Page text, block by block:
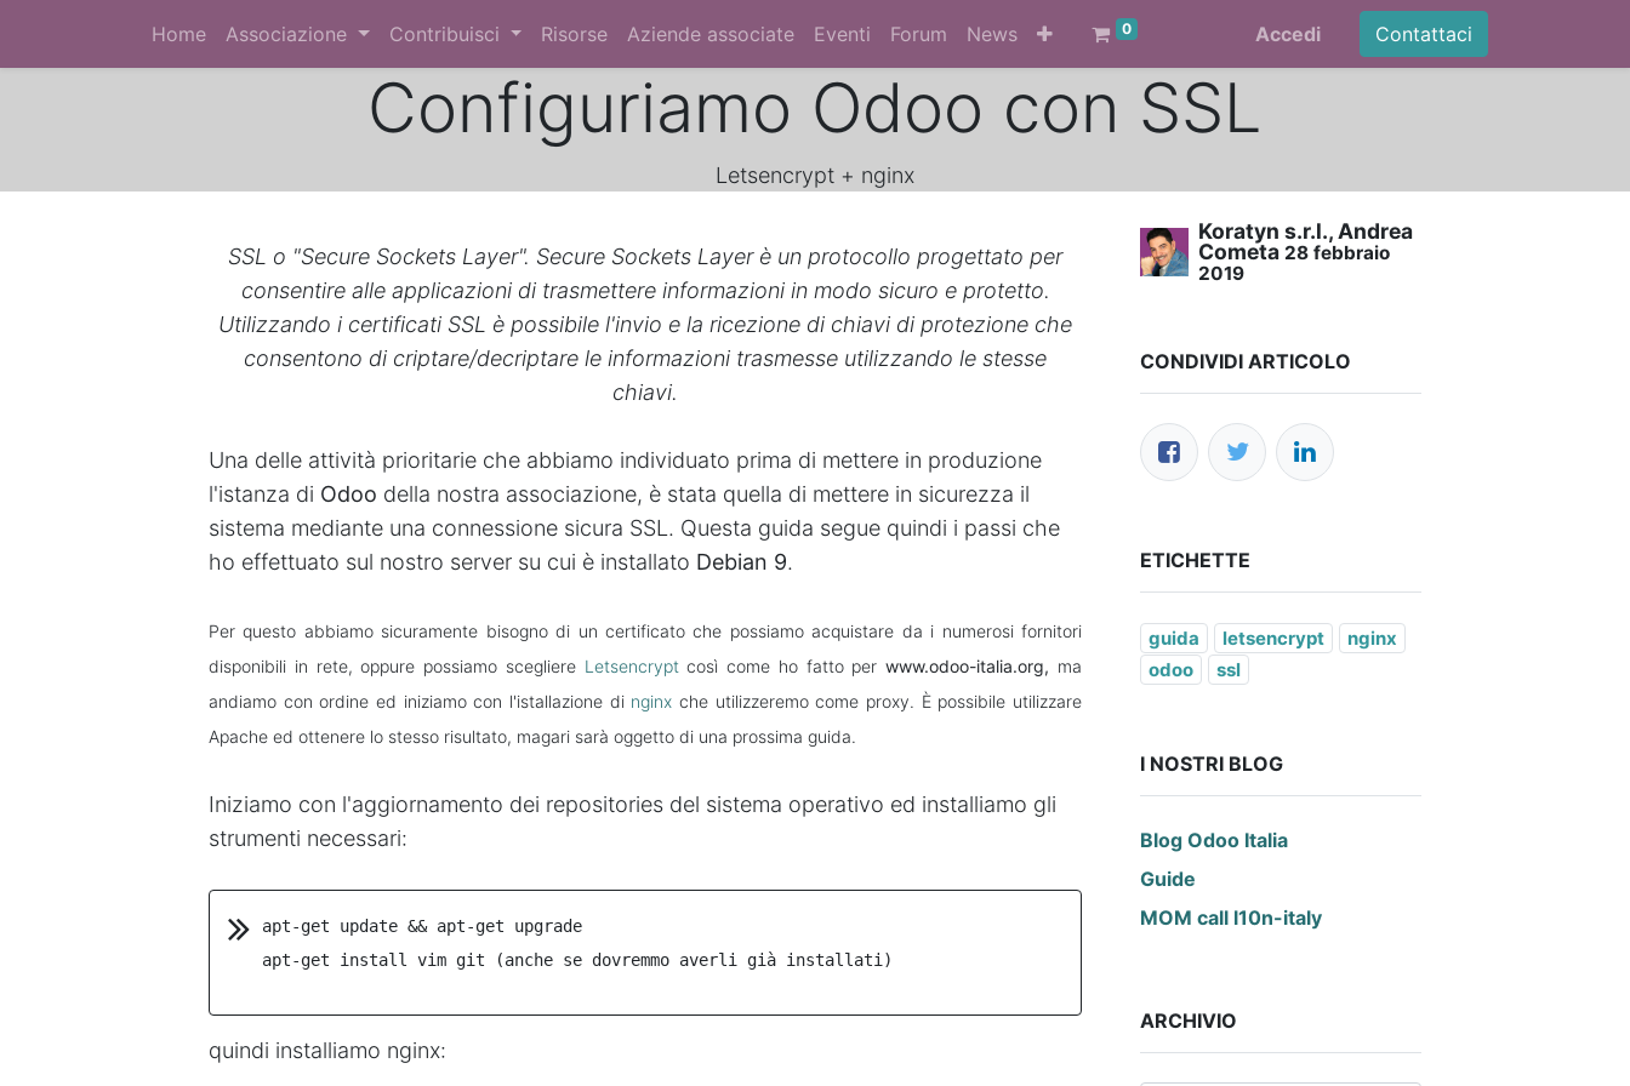
Home Associazione Contribuisci Risorse Aziende associate Eventi Forum News 0 Accedi Contattaci
Configuriamo Odoo con SSL
Letsencrypt + nginx
SSL o "Secure Sockets Layer". Secure Sockets Layer è un protocollo progettato per
consentire alle applicazioni di trasmettere informazioni in modo sicuro e protetto.
Utilizzando i certificati SSL è possibile l'invio e la ricezione di chiavi di protezione che
consentono di criptare/decriptare le informazioni trasmesse utilizzando le stesse
chiavi.
Una delle attività prioritarie che abbiamo individuato prima di mettere in produzione
l'istanza di Odoo della nostra associazione, è stata quella di mettere in sicurezza il
sistema mediante una connessione sicura SSL. Questa guida segue quindi i passi che
ho effettuato sul nostro server su cui è installato Debian 9.
Per questo abbiamo sicuramente bisogno di un certificato che possiamo acquistare da i numerosi fornitori
disponibili in rete, oppure possiamo scegliere Letsencryptcosì come ho fatto perwww.odoo-italia.org, ma
andiamo con ordine ed iniziamo con l'istallazione di nginx che utilizzeremo come proxy. È possibile utilizzare
Apache ed ottenere lo stesso risultato, magari sarà oggetto di una prossima guida.
Iniziamo con l'aggiornamento dei repositories del sistema operativo ed installiamo gli
strumenti necessari:
apt-get update && apt-get upgrade
apt-get install vim git (anche se dovremmo averli già installati)
quindi installiamo nginx:
Koratyn s.r.l., Andrea
Cometa 28 febbraio
2019
CONDIVIDI ARTICOLO
ETICHETTE
guida letsencrypt
nginx
odoo
ssl
I NOSTRI BLOG
Blog Odoo Italia
Guide
MOM call l10n-italy
ARCHIVIO